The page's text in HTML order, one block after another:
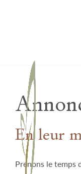
En leur
Prenons le temps